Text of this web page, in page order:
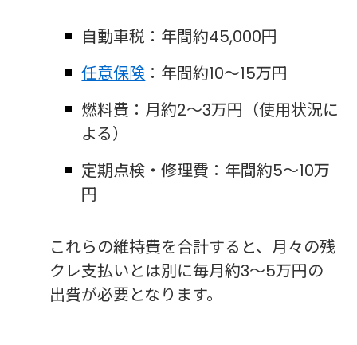
自動車税：年間約45,000円
任意保険 ：年間約10〜15万円
燃料費：月約2〜3万円（使用状況に
よる）
定期点検・修理費：年間約5〜10万
円
これらの維持費を合計すると、月々の残
クレ支払いとは別に毎月約3〜5万円の
出費が必要となります。